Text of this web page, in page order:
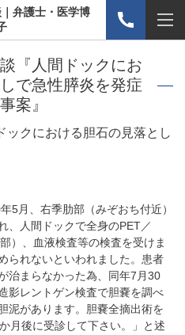
弁護士・医学博
『人間ドックにお
で急性膵炎を発症
案』
ックにおける胆石の見落とし
5月、右季肋部（みぞおち付近）
、人間ドックで全身のPET／
）、血液検査等の検査を受けま
られないといわれました。患者
治まらなかった為、同年7月30
影レントゲン検査で胆嚢を調べ
泥があります。胆嚢全摘出術を
月後に受診して下さい。」と述